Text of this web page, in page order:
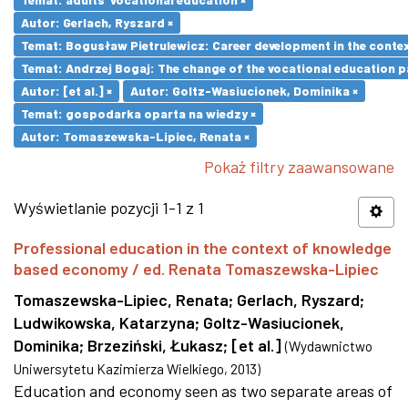
Autor: Gerlach, Ryszard ×
Temat: Bogusław Pietrulewicz: Career development in the
Temat: Andrzej Bogaj: The change of the vocational education
Autor: [et al.] ×
Autor: Goltz-Wasiucionek, Dominika ×
Temat: gospodarka oparta na wiedzy ×
Autor: Tomaszewska-Lipiec, Renata ×
Pokaż filtry zaawansowane
Wyświetlanie pozycji 1-1 z 1
Professional education in the context of knowledge
based economy / ed. Renata Tomaszewska-Lipiec
Tomaszewska-Lipiec, Renata; Gerlach, Ryszard;
Ludwikowska, Katarzyna; Goltz-Wasiucionek,
Dominika; Brzeziński, Łukasz; [et al.] (Wydawnictwo
Uniwersytetu Kazimierza Wielkiego, 2013)
Education and economy seen as two separate areas of